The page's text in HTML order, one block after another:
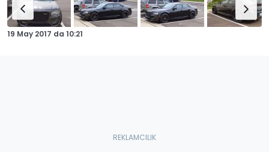
19 May 2017 da 10:21